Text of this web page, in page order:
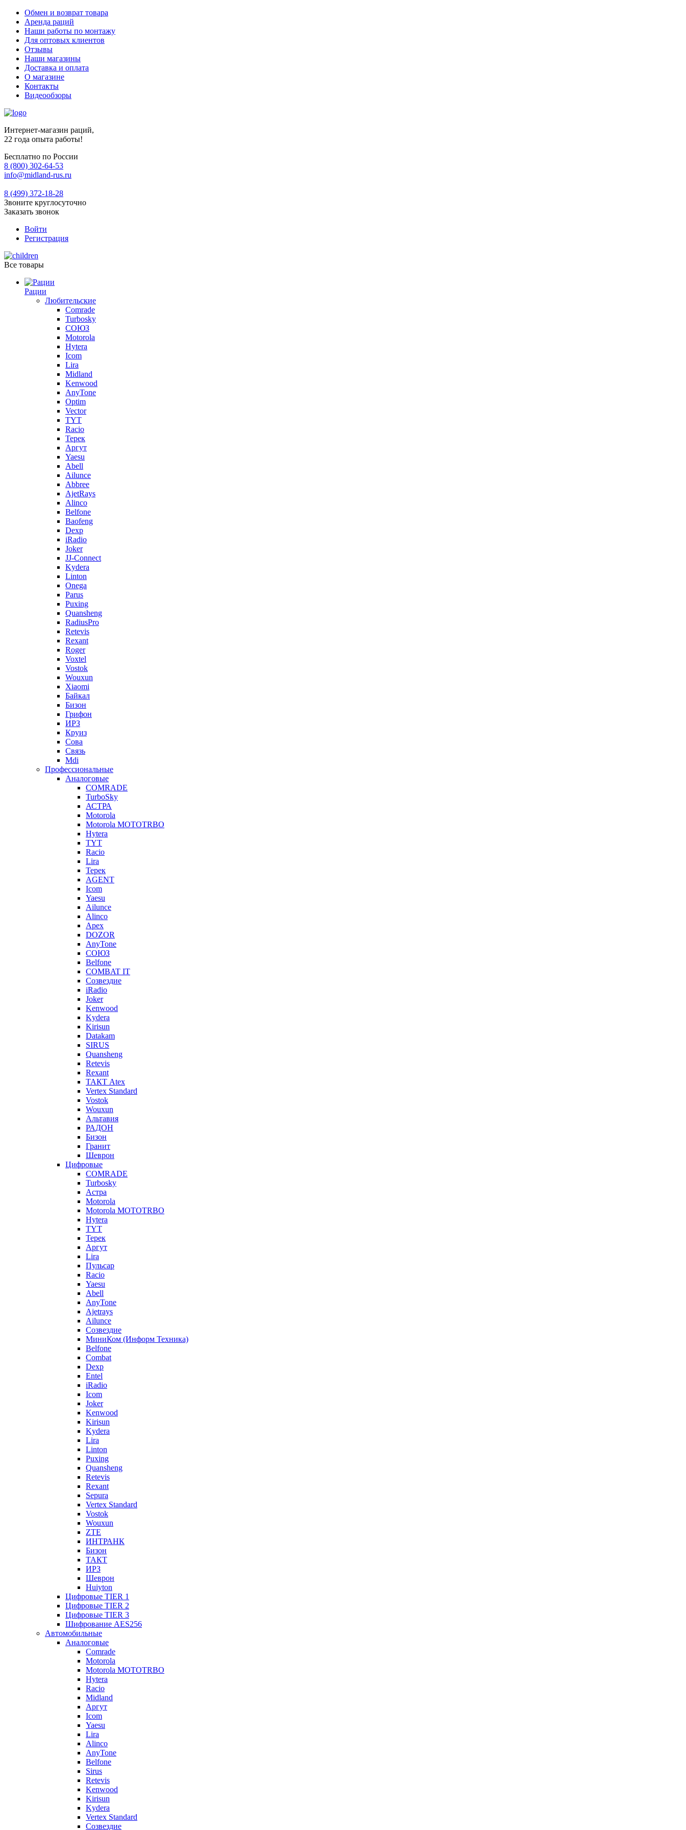
Обмен и возврат товара
Аренда раций
Наши работы по монтажу
Для оптовых клиентов
Отзывы
Наши магазины
Доставка и оплата
О магазине
Контакты
Видеообзоры
Интернет-магазин раций,
22 года опыта работы!
Бесплатно по России
8 (800) 302-64-53
info@midland-rus.ru
8 (499) 372-18-28
Звоните круглосуточно
Заказать звонок
Войти
Регистрация
Все товары
Рации
Любительские
Comrade
Turbosky
СОЮЗ
Motorola
Hytera
Icom
Lira
Midland
Kenwood
AnyTone
Optim
Vector
TYT
Racio
Терек
Аргут
Yaesu
Abell
Ailunce
Abbree
AjetRays
Alinco
Belfone
Baofeng
Dexp
iRadio
Joker
JJ-Connect
Kydera
Linton
Onega
Parus
Puxing
Quansheng
RadiusPro
Retevis
Rexant
Roger
Voxtel
Vostok
Wouxun
Xiaomi
Байкал
Бизон
Грифон
ИРЗ
Круиз
Сова
Связь
Mdi
Профессиональные
Аналоговые
COMRADE
TurboSky
АСТРА
Motorola
Motorola MOTOTRBO
Hytera
TYT
Racio
Lira
Терек
AGENT
Icom
Yaesu
Ailunce
Alinco
Apex
DOZOR
AnyTone
СОЮЗ
Belfone
COMBAT IT
Созвездие
iRadio
Joker
Kenwood
Kydera
Kirisun
Datakam
SIRUS
Quansheng
Retevis
Rexant
ТАКТ Atex
Vertex Standard
Vostok
Wouxun
Альтавия
РАДОН
Бизон
Гранит
Шеврон
Цифровые
COMRADE
Turbosky
Астра
Motorola
Motorola MOTOTRBO
Hytera
TYT
Терек
Аргут
Lira
Пульсар
Racio
Yaesu
Abell
AnyTone
Ajetrays
Ailunce
Созвездие
МиниКом (Информ Техника)
Belfone
Combat
Dexp
Entel
iRadio
Icom
Joker
Kenwood
Kirisun
Kydera
Lira
Linton
Puxing
Quansheng
Retevis
Rexant
Sepura
Vertex Standard
Vostok
Wouxun
ZTE
ИНТРАНК
Бизон
ТАКТ
ИРЗ
Шеврон
Huiyton
Цифровые TIER 1
Цифровые TIER 2
Цифровые TIER 3
Шифрование AES256
Автомобильные
Аналоговые
Comrade
Motorola
Motorola MOTOTRBO
Hytera
Racio
Midland
Аргут
Icom
Yaesu
Lira
Alinco
AnyTone
Belfone
Sirus
Retevis
Kenwood
Kirisun
Kydera
Vertex Standard
Созвездие